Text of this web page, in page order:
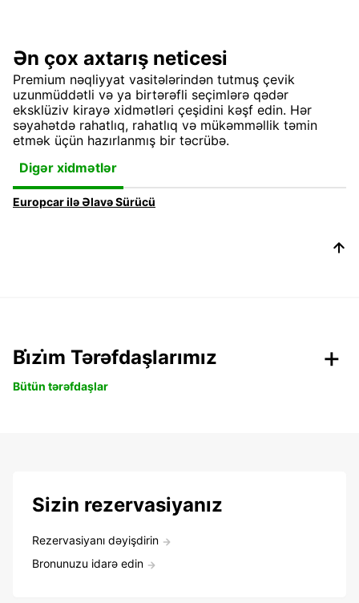
Ən çox axtarış neticesi
Premium nəqliyyat vasitələrindən tutmuş çevik
uzunmüddətli və ya birtərəfli seçimlərə qədər
eksklüziv kirayə xidmətləri çeşidini kəşf edin. Hər
səyahətdə rahatlıq, rahatlıq və mükəmməllik təmin
etmək üçün hazırlanmış bir təcrübə.
Digər xidmətlər
Europcar ilə Əlavə Sürücü
Bi̇zi̇m Tərəfdaşlarımız
Bütün tərəfdaşlar
Sizin rezervasiyanız
Rezervasiyanı dəyişdirin
Bronunuzu idarə edin